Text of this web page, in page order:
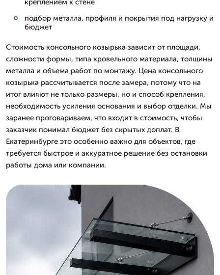
креплением к стене
подбор металла, профиля и покрытия под нагрузку и
бюджет
Стоимость консольного козырька зависит от площади,
сложности формы, типа кровельного материала, толщины
металла и объема работ по монтажу. Цена консольного
козырька рассчитывается после замера, потому что на
итог влияют не только размеры, но и способ крепления,
необходимость усиления основания и выбор отделки. Мы
заранее проговариваем, что входит в стоимость, чтобы
заказчик понимал бюджет без скрытых доплат. В
Екатеринбурге это особенно важно для объектов, где
требуется быстрое и аккуратное решение без остановки
работы дома или компании.